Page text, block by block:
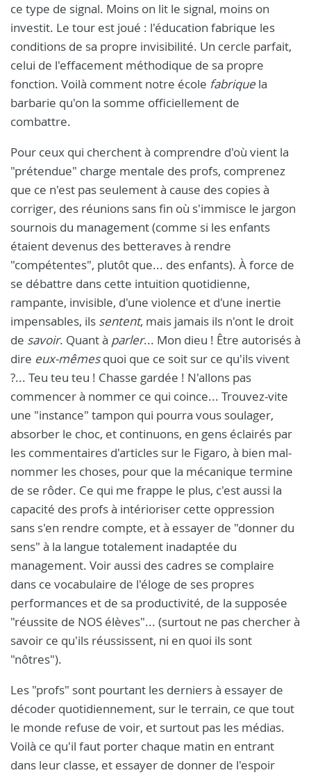
ce type de signal. Moins on lit le signal, moins on
investit. Le tour est joué : l'éducation fabrique les
conditions de sa propre invisibilité. Un cercle parfait,
celui de l'effacement méthodique de sa propre
fonction. Voilà comment notre école fabrique la
barbarie qu'on la somme officiellement de
combattre.
Pour ceux qui cherchent à comprendre d'où vient la
"prétendue" charge mentale des profs, comprenez
que ce n'est pas seulement à cause des copies à
corriger, des réunions sans fin où s'immisce le jargon
sournois du management (comme si les enfants
étaient devenus des betteraves à rendre
"compétentes", plutôt que... des enfants). À force de
se débattre dans cette intuition quotidienne,
rampante, invisible, d'une violence et d'une inertie
impensables, ils sentent, mais jamais ils n'ont le droit
de savoir. Quant à parler... Mon dieu ! Être autorisés à
dire eux-mêmesquoi que ce soit sur ce qu'ils vivent
?... Teu teu teu ! Chasse gardée ! N'allons pas
commencer à nommer ce qui coince... Trouvez-vite
une "instance" tampon qui pourra vous soulager,
absorber le choc, et continuons, en gens éclairés par
les commentaires d'articles sur le Figaro, à bien mal-
nommer les choses, pour que la mécanique termine
de se rôder. Ce qui me frappe le plus, c'est aussi la
capacité des profs à intérioriser cette oppression
sans s'en rendre compte, et à essayer de "donner du
sens" à la langue totalement inadaptée du
management. Voir aussi des cadres se complaire
dans ce vocabulaire de l'éloge de ses propres
performances et de sa productivité, de la supposée
"réussite de NOS élèves"... (surtout ne pas chercher à
savoir ce qu'ils réussissent, ni en quoi ils sont
"nôtres").
Les "profs" sont pourtant les derniers à essayer de
décoder quotidiennement, sur le terrain, ce que tout
le monde refuse de voir, et surtout pas les médias.
Voilà ce qu'il faut porter chaque matin en entrant
dans leur classe, et essayer de donner de l'espoir